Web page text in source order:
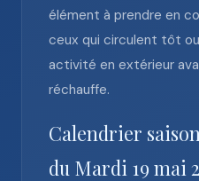
élément à prendre en
ceux qui circulent tôt
activité en extérieur
réchauffe.
Calendrier
du Mardi 19 mai